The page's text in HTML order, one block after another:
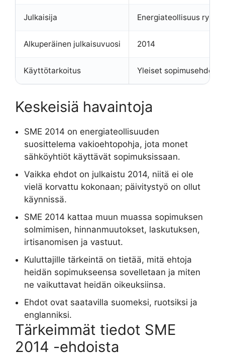
Julkaisija Energiateollisuus ry
Alkuperäinen julkaisuvuosi 2014
Käyttötarkoitus Yleiset sopimusehdot
Keskeisiä havaintoja
SME 2014 on energiateollisuuden
suosittelema vakioehtopohja, jota monet
sähköyhtiöt käyttävät sopimuksissaan.
Vaikka ehdot on julkaistu 2014, niitä ei ole
vielä korvattu kokonaan; päivitystyö on ollut
käynnissä.
SME 2014 kattaa muun muassa sopimuksen
solmimisen, hinnanmuutokset, laskutuksen,
irtisanomisen ja vastuut.
Kuluttajille tärkeintä on tietää, mitä ehtoja
heidän sopimukseensa sovelletaan ja miten
ne vaikuttavat heidän oikeuksiinsa.
Ehdot ovat saatavilla suomeksi, ruotsiksi ja
englanniksi.
Tärkeimmät tiedot SME
2014 -ehdoista